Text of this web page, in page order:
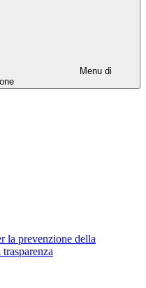
Menu di
la prevenzione della